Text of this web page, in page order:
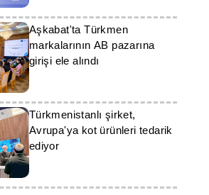
Aşkabat'ta Türkmen
markalarının AB pazarına
girişi ele alındı
Türkmenistanlı şirket,
Avrupa'ya kot ürünleri tedarik
ediyor